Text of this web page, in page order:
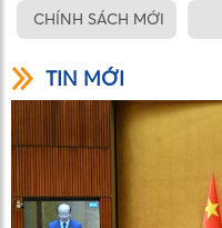
CHÍNH SÁCH MỚI
TIN MỚI